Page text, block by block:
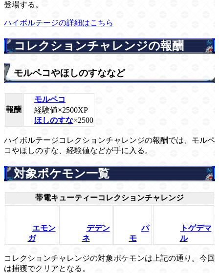
登場する。
ハイボルテージの詳細はこちら
コレクションチャレンジの報酬
モルペコやほしのすななど
報酬
モルペコ
経験値×2500XP
ほしのすな×2500
ハイボルテージコレクションチャレンジの報酬では、モルペ
コやほしのすな、経験値などが手に入る。
対象ポケモン一覧
帯電キューティーコレクションチャレンジ
エモン
ガ
デデン
ネ
パ
モ
トゲデマ
ル
コレクションチャレンジの対象ポケモンは上記の通り。今回
は捕獲でクリアとなる。